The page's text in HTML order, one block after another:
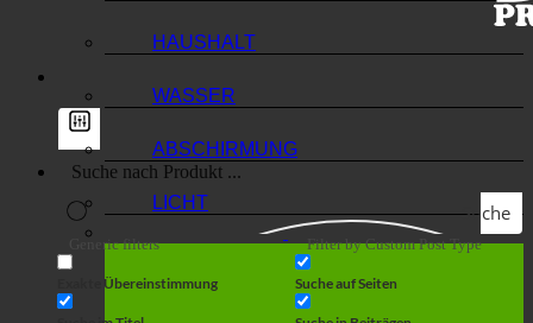
Suche
Generic filters
Exakte Übereinstimmung
Filter by Custom Post Type
Suche auf Seiten
HAUSHALT
WASSER
ABSCHIRMUNG
LICHT